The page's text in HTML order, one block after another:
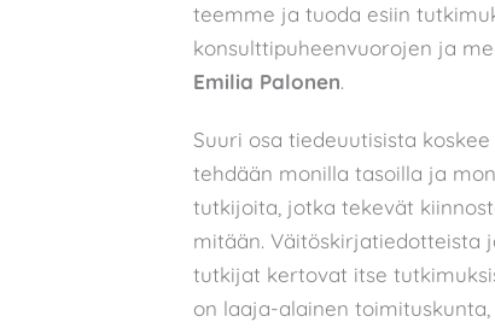
teemme ja tuoda esiin
konsulttipuheenvuorojen ja
Emilia Palonen.
Suuri osa tiedeuutisista
tehdään monilla tasoilla ja
tutkijoita, jotka tekevät
mitään. Väitöskirjatiedotteista
tutkijat kertovat itse
on laaja-alainen